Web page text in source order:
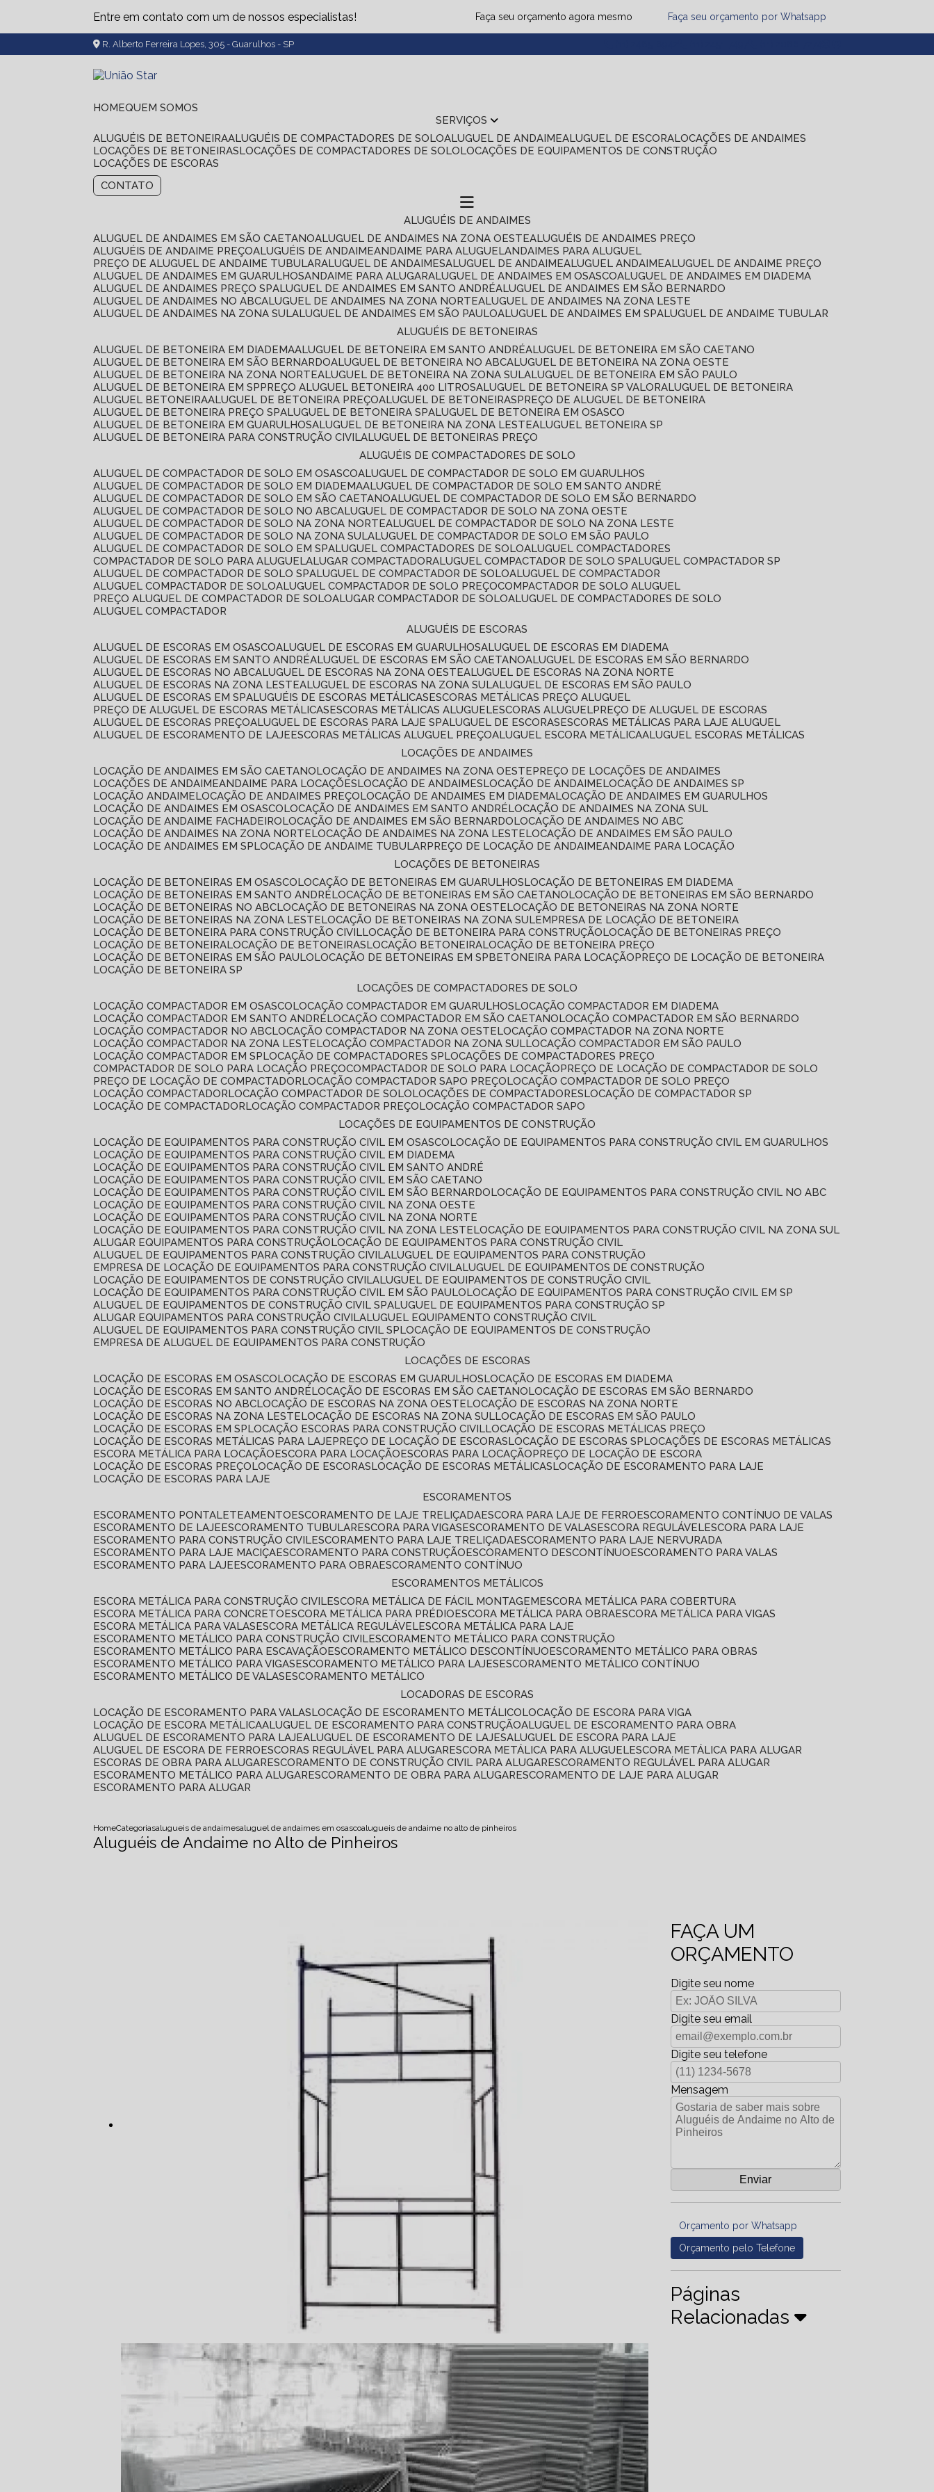
Entre em contato com um de nossos especialistas! Faça seu orçamento agora mesmo Faça seu orçamento por Whatsapp
R. Alberto Ferreira Lopes, 305 - Guarulhos - SP
HOME
QUEM SOMOS
SERVIÇOS
ALUGUÉIS DE BETONEIRA ALUGUÉIS DE COMPACTADORES DE SOLO ALUGUEL DE ANDAIME ALUGUEL DE ESCORA LOCAÇÕES DE ANDAIMES
LOCAÇÕES DE BETONEIRAS LOCAÇÕES DE COMPACTADORES DE SOLO LOCAÇÕES DE EQUIPAMENTOS DE CONSTRUÇÃO
LOCAÇÕES DE ESCORAS
CONTATO
ALUGUÉIS DE ANDAIMES
ALUGUEL DE ANDAIMES EM SÃO CAETANO ALUGUEL DE ANDAIMES NA ZONA OESTE ALUGUÉIS DE ANDAIMES PREÇO
ALUGUÉIS DE ANDAIME PREÇO ALUGUÉIS DE ANDAIME ANDAIME PARA ALUGUEL ANDAIMES PARA ALUGUEL
PREÇO DE ALUGUEL DE ANDAIME TUBULAR ALUGUEL DE ANDAIMES ALUGUEL DE ANDAIME ALUGUEL ANDAIME ALUGUEL DE ANDAIME PREÇO
ALUGUEL DE ANDAIMES EM GUARULHOS ANDAIME PARA ALUGAR ALUGUEL DE ANDAIMES EM OSASCO ALUGUEL DE ANDAIMES EM DIADEMA
ALUGUEL DE ANDAIMES PREÇO SP ALUGUEL DE ANDAIMES EM SANTO ANDRÉ ALUGUEL DE ANDAIMES EM SÃO BERNARDO
ALUGUEL DE ANDAIMES NO ABC ALUGUEL DE ANDAIMES NA ZONA NORTE ALUGUEL DE ANDAIMES NA ZONA LESTE
ALUGUEL DE ANDAIMES NA ZONA SUL ALUGUEL DE ANDAIMES EM SÃO PAULO ALUGUEL DE ANDAIMES EM SP ALUGUEL DE ANDAIME TUBULAR
ALUGUÉIS DE BETONEIRAS
ALUGUEL DE BETONEIRA EM DIADEMA ALUGUEL DE BETONEIRA EM SANTO ANDRÉ ALUGUEL DE BETONEIRA EM SÃO CAETANO
ALUGUEL DE BETONEIRA EM SÃO BERNARDO ALUGUEL DE BETONEIRA NO ABC ALUGUEL DE BETONEIRA NA ZONA OESTE
ALUGUEL DE BETONEIRA NA ZONA NORTE ALUGUEL DE BETONEIRA NA ZONA SUL ALUGUEL DE BETONEIRA EM SÃO PAULO
ALUGUEL DE BETONEIRA EM SP
PREÇO ALUGUEL BETONEIRA 400 LITROS ALUGUEL DE BETONEIRA SP VALOR ALUGUEL DE BETONEIRA
ALUGUEL BETONEIRA ALUGUEL DE BETONEIRA PREÇO ALUGUEL DE BETONEIRAS
PREÇO DE ALUGUEL DE BETONEIRA
ALUGUEL DE BETONEIRA PREÇO SP ALUGUEL DE BETONEIRA SP ALUGUEL DE BETONEIRA EM OSASCO
ALUGUEL DE BETONEIRA EM GUARULHOS ALUGUEL DE BETONEIRA NA ZONA LESTE ALUGUEL BETONEIRA SP
ALUGUEL DE BETONEIRA PARA CONSTRUÇÃO CIVIL ALUGUEL DE BETONEIRAS PREÇO
ALUGUÉIS DE COMPACTADORES DE SOLO
ALUGUEL DE COMPACTADOR DE SOLO EM OSASCO ALUGUEL DE COMPACTADOR DE SOLO EM GUARULHOS
ALUGUEL DE COMPACTADOR DE SOLO EM DIADEMA ALUGUEL DE COMPACTADOR DE SOLO EM SANTO ANDRÉ
ALUGUEL DE COMPACTADOR DE SOLO EM SÃO CAETANO ALUGUEL DE COMPACTADOR DE SOLO EM SÃO BERNARDO
ALUGUEL DE COMPACTADOR DE SOLO NO ABC ALUGUEL DE COMPACTADOR DE SOLO NA ZONA OESTE
ALUGUEL DE COMPACTADOR DE SOLO NA ZONA NORTE ALUGUEL DE COMPACTADOR DE SOLO NA ZONA LESTE
ALUGUEL DE COMPACTADOR DE SOLO NA ZONA SUL ALUGUEL DE COMPACTADOR DE SOLO EM SÃO PAULO
ALUGUEL DE COMPACTADOR DE SOLO EM SP ALUGUEL COMPACTADORES DE SOLO ALUGUEL COMPACTADORES
COMPACTADOR DE SOLO PARA ALUGUEL ALUGAR COMPACTADOR ALUGUEL COMPACTADOR DE SOLO SP ALUGUEL COMPACTADOR SP
ALUGUEL DE COMPACTADOR DE SOLO SP ALUGUEL DE COMPACTADOR DE SOLO ALUGUEL DE COMPACTADOR
ALUGUEL COMPACTADOR DE SOLO ALUGUEL COMPACTADOR DE SOLO PREÇO COMPACTADOR DE SOLO ALUGUEL
PREÇO ALUGUEL DE COMPACTADOR DE SOLO ALUGAR COMPACTADOR DE SOLO ALUGUEL DE COMPACTADORES DE SOLO
ALUGUEL COMPACTADOR
ALUGUÉIS DE ESCORAS
ALUGUEL DE ESCORAS EM OSASCO ALUGUEL DE ESCORAS EM GUARULHOS ALUGUEL DE ESCORAS EM DIADEMA
ALUGUEL DE ESCORAS EM SANTO ANDRÉ ALUGUEL DE ESCORAS EM SÃO CAETANO ALUGUEL DE ESCORAS EM SÃO BERNARDO
ALUGUEL DE ESCORAS NO ABC ALUGUEL DE ESCORAS NA ZONA OESTE ALUGUEL DE ESCORAS NA ZONA NORTE
ALUGUEL DE ESCORAS NA ZONA LESTE ALUGUEL DE ESCORAS NA ZONA SUL ALUGUEL DE ESCORAS EM SÃO PAULO
ALUGUEL DE ESCORAS EM SP ALUGUÉIS DE ESCORAS METÁLICAS
ESCORAS METÁLICAS PREÇO ALUGUEL
PREÇO DE ALUGUEL DE ESCORAS METÁLICAS
ESCORAS METÁLICAS ALUGUEL ESCORAS ALUGUEL
PREÇO DE ALUGUEL DE ESCORAS
ALUGUEL DE ESCORAS PREÇO ALUGUEL DE ESCORAS PARA LAJE SP ALUGUEL DE ESCORAS
ESCORAS METÁLICAS PARA LAJE ALUGUEL
ALUGUEL DE ESCORAMENTO DE LAJE
ESCORAS METÁLICAS ALUGUEL PREÇO ALUGUEL ESCORA METÁLICA ALUGUEL ESCORAS METÁLICAS
LOCAÇÕES DE ANDAIMES
LOCAÇÃO DE ANDAIMES EM SÃO CAETANO LOCAÇÃO DE ANDAIMES NA ZONA OESTE
PREÇO DE LOCAÇÕES DE ANDAIMES
LOCAÇÕES DE ANDAIME ANDAIME PARA LOCAÇÕES LOCAÇÃO DE ANDAIMES LOCAÇÃO DE ANDAIME LOCAÇÃO DE ANDAIMES SP
LOCAÇÃO ANDAIME LOCAÇÃO DE ANDAIMES PREÇO LOCAÇÃO DE ANDAIMES EM DIADEMA LOCAÇÃO DE ANDAIMES EM GUARULHOS
LOCAÇÃO DE ANDAIMES EM OSASCO LOCAÇÃO DE ANDAIMES EM SANTO ANDRÉ LOCAÇÃO DE ANDAIMES NA ZONA SUL
LOCAÇÃO DE ANDAIME FACHADEIRO LOCAÇÃO DE ANDAIMES EM SÃO BERNARDO LOCAÇÃO DE ANDAIMES NO ABC
LOCAÇÃO DE ANDAIMES NA ZONA NORTE LOCAÇÃO DE ANDAIMES NA ZONA LESTE LOCAÇÃO DE ANDAIMES EM SÃO PAULO
LOCAÇÃO DE ANDAIMES EM SP LOCAÇÃO DE ANDAIME TUBULAR PREÇO DE LOCAÇÃO DE ANDAIME ANDAIME PARA LOCAÇÃO
LOCAÇÕES DE BETONEIRAS
LOCAÇÃO DE BETONEIRAS EM OSASCO LOCAÇÃO DE BETONEIRAS EM GUARULHOS LOCAÇÃO DE BETONEIRAS EM DIADEMA
LOCAÇÃO DE BETONEIRAS EM SANTO ANDRÉ LOCAÇÃO DE BETONEIRAS EM SÃO CAETANO LOCAÇÃO DE BETONEIRAS EM SÃO BERNARDO
LOCAÇÃO DE BETONEIRAS NO ABC LOCAÇÃO DE BETONEIRAS NA ZONA OESTE LOCAÇÃO DE BETONEIRAS NA ZONA NORTE
LOCAÇÃO DE BETONEIRAS NA ZONA LESTE LOCAÇÃO DE BETONEIRAS NA ZONA SUL
EMPRESA DE LOCAÇÃO DE BETONEIRA
LOCAÇÃO DE BETONEIRA PARA CONSTRUÇÃO CIVIL LOCAÇÃO DE BETONEIRA PARA CONSTRUÇÃO LOCAÇÃO DE BETONEIRAS PREÇO
LOCAÇÃO DE BETONEIRA LOCAÇÃO DE BETONEIRAS LOCAÇÃO BETONEIRA LOCAÇÃO DE BETONEIRA PREÇO
LOCAÇÃO DE BETONEIRAS EM SÃO PAULO LOCAÇÃO DE BETONEIRAS EM SP BETONEIRA PARA LOCAÇÃO
PREÇO DE LOCAÇÃO DE BETONEIRA
LOCAÇÃO DE BETONEIRA SP
LOCAÇÕES DE COMPACTADORES DE SOLO
LOCAÇÃO COMPACTADOR EM OSASCO LOCAÇÃO COMPACTADOR EM GUARULHOS LOCAÇÃO COMPACTADOR EM DIADEMA
LOCAÇÃO COMPACTADOR EM SANTO ANDRÉ LOCAÇÃO COMPACTADOR EM SÃO CAETANO LOCAÇÃO COMPACTADOR EM SÃO BERNARDO
LOCAÇÃO COMPACTADOR NO ABC LOCAÇÃO COMPACTADOR NA ZONA OESTE LOCAÇÃO COMPACTADOR NA ZONA NORTE
LOCAÇÃO COMPACTADOR NA ZONA LESTE LOCAÇÃO COMPACTADOR NA ZONA SUL LOCAÇÃO COMPACTADOR EM SÃO PAULO
LOCAÇÃO COMPACTADOR EM SP LOCAÇÃO DE COMPACTADORES SP LOCAÇÕES DE COMPACTADORES PREÇO
COMPACTADOR DE SOLO PARA LOCAÇÃO PREÇO COMPACTADOR DE SOLO PARA LOCAÇÃO
PREÇO DE LOCAÇÃO DE COMPACTADOR DE SOLO
PREÇO DE LOCAÇÃO DE COMPACTADOR LOCAÇÃO COMPACTADOR SAPO PREÇO LOCAÇÃO COMPACTADOR DE SOLO PREÇO
LOCAÇÃO COMPACTADOR LOCAÇÃO COMPACTADOR DE SOLO LOCAÇÕES DE COMPACTADORES LOCAÇÃO DE COMPACTADOR SP
LOCAÇÃO DE COMPACTADOR LOCAÇÃO COMPACTADOR PREÇO LOCAÇÃO COMPACTADOR SAPO
LOCAÇÕES DE EQUIPAMENTOS DE CONSTRUÇÃO
LOCAÇÃO DE EQUIPAMENTOS PARA CONSTRUÇÃO CIVIL EM OSASCO LOCAÇÃO DE EQUIPAMENTOS PARA CONSTRUÇÃO CIVIL EM GUARULHOS
LOCAÇÃO DE EQUIPAMENTOS PARA CONSTRUÇÃO CIVIL EM DIADEMA
LOCAÇÃO DE EQUIPAMENTOS PARA CONSTRUÇÃO CIVIL EM SANTO ANDRÉ
LOCAÇÃO DE EQUIPAMENTOS PARA CONSTRUÇÃO CIVIL EM SÃO CAETANO
LOCAÇÃO DE EQUIPAMENTOS PARA CONSTRUÇÃO CIVIL EM SÃO BERNARDO LOCAÇÃO DE EQUIPAMENTOS PARA CONSTRUÇÃO CIVIL NO ABC
LOCAÇÃO DE EQUIPAMENTOS PARA CONSTRUÇÃO CIVIL NA ZONA OESTE
LOCAÇÃO DE EQUIPAMENTOS PARA CONSTRUÇÃO CIVIL NA ZONA NORTE
LOCAÇÃO DE EQUIPAMENTOS PARA CONSTRUÇÃO CIVIL NA ZONA LESTE LOCAÇÃO DE EQUIPAMENTOS PARA CONSTRUÇÃO CIVIL NA ZONA SUL
ALUGAR EQUIPAMENTOS PARA CONSTRUÇÃO LOCAÇÃO DE EQUIPAMENTOS PARA CONSTRUÇÃO CIVIL
ALUGUEL DE EQUIPAMENTOS PARA CONSTRUÇÃO CIVIL ALUGUEL DE EQUIPAMENTOS PARA CONSTRUÇÃO
EMPRESA DE LOCAÇÃO DE EQUIPAMENTOS PARA CONSTRUÇÃO CIVIL ALUGUEL DE EQUIPAMENTOS DE CONSTRUÇÃO
LOCAÇÃO DE EQUIPAMENTOS DE CONSTRUÇÃO CIVIL ALUGUEL DE EQUIPAMENTOS DE CONSTRUÇÃO CIVIL
LOCAÇÃO DE EQUIPAMENTOS PARA CONSTRUÇÃO CIVIL EM SÃO PAULO LOCAÇÃO DE EQUIPAMENTOS PARA CONSTRUÇÃO CIVIL EM SP
ALUGUEL DE EQUIPAMENTOS DE CONSTRUÇÃO CIVIL SP ALUGUEL DE EQUIPAMENTOS PARA CONSTRUÇÃO SP
ALUGAR EQUIPAMENTOS PARA CONSTRUÇÃO CIVIL ALUGUEL EQUIPAMENTO CONSTRUÇÃO CIVIL
ALUGUEL DE EQUIPAMENTOS PARA CONSTRUÇÃO CIVIL SP LOCAÇÃO DE EQUIPAMENTOS DE CONSTRUÇÃO
EMPRESA DE ALUGUEL DE EQUIPAMENTOS PARA CONSTRUÇÃO
LOCAÇÕES DE ESCORAS
LOCAÇÃO DE ESCORAS EM OSASCO LOCAÇÃO DE ESCORAS EM GUARULHOS LOCAÇÃO DE ESCORAS EM DIADEMA
LOCAÇÃO DE ESCORAS EM SANTO ANDRÉ LOCAÇÃO DE ESCORAS EM SÃO CAETANO LOCAÇÃO DE ESCORAS EM SÃO BERNARDO
LOCAÇÃO DE ESCORAS NO ABC LOCAÇÃO DE ESCORAS NA ZONA OESTE LOCAÇÃO DE ESCORAS NA ZONA NORTE
LOCAÇÃO DE ESCORAS NA ZONA LESTE LOCAÇÃO DE ESCORAS NA ZONA SUL LOCAÇÃO DE ESCORAS EM SÃO PAULO
LOCAÇÃO DE ESCORAS EM SP LOCAÇÃO ESCORAS PARA CONSTRUÇÃO CIVIL LOCAÇÃO DE ESCORAS METÁLICAS PREÇO
LOCAÇÃO DE ESCORAS METÁLICAS PARA LAJE
PREÇO DE LOCAÇÃO DE ESCORAS LOCAÇÃO DE ESCORAS SP LOCAÇÕES DE ESCORAS METÁLICAS
ESCORA METÁLICA PARA LOCAÇÃO
ESCORA PARA LOCAÇÃO ESCORAS PARA LOCAÇÃO
PREÇO DE LOCAÇÃO DE ESCORA
LOCAÇÃO DE ESCORAS PREÇO LOCAÇÃO DE ESCORAS LOCAÇÃO DE ESCORAS METÁLICAS LOCAÇÃO DE ESCORAMENTO PARA LAJE
LOCAÇÃO DE ESCORAS PARA LAJE
ESCORAMENTOS
ESCORAMENTO PONTALETEAMENTO
ESCORAMENTO DE LAJE TRELIÇADA ESCORA PARA LAJE DE FERRO
ESCORAMENTO CONTÍNUO DE VALAS
ESCORAMENTO DE LAJE
ESCORAMENTO TUBULAR ESCORA PARA VIGAS ESCORAMENTO DE VALAS ESCORA REGULÁVEL ESCORA PARA LAJE
ESCORAMENTO PARA CONSTRUÇÃO CIVIL ESCORAMENTO PARA LAJE TRELIÇADA ESCORAMENTO PARA LAJE NERVURADA
ESCORAMENTO PARA LAJE MACIÇA ESCORAMENTO PARA CONSTRUÇÃO ESCORAMENTO DESCONTÍNUO
ESCORAMENTO PARA VALAS
ESCORAMENTO PARA LAJE
ESCORAMENTO PARA OBRA ESCORAMENTO CONTÍNUO
ESCORAMENTOS METÁLICOS
ESCORA METÁLICA PARA CONSTRUÇÃO CIVIL ESCORA METÁLICA DE FÁCIL MONTAGEM
ESCORA METÁLICA PARA COBERTURA
ESCORA METÁLICA PARA CONCRETO
ESCORA METÁLICA PARA PRÉDIO ESCORA METÁLICA PARA OBRA ESCORA METÁLICA PARA VIGAS
ESCORA METÁLICA PARA VALAS
ESCORA METÁLICA REGULÁVEL ESCORA METÁLICA PARA LAJE
ESCORAMENTO METÁLICO PARA CONSTRUÇÃO CIVIL ESCORAMENTO METÁLICO PARA CONSTRUÇÃO
ESCORAMENTO METÁLICO PARA ESCAVAÇÃO
ESCORAMENTO METÁLICO DESCONTÍNUO
ESCORAMENTO METÁLICO PARA OBRAS
ESCORAMENTO METÁLICO PARA VIGAS
ESCORAMENTO METÁLICO PARA LAJES
ESCORAMENTO METÁLICO CONTÍNUO
ESCORAMENTO METÁLICO DE VALAS
ESCORAMENTO METÁLICO
LOCADORAS DE ESCORAS
LOCAÇÃO DE ESCORAMENTO PARA VALAS LOCAÇÃO DE ESCORAMENTO METÁLICO LOCAÇÃO DE ESCORA PARA VIGA
LOCAÇÃO DE ESCORA METÁLICA ALUGUEL DE ESCORAMENTO PARA CONSTRUÇÃO ALUGUEL DE ESCORAMENTO PARA OBRA
ALUGUEL DE ESCORAMENTO PARA LAJE ALUGUEL DE ESCORAMENTO DE LAJES ALUGUEL DE ESCORA PARA LAJE
ALUGUEL DE ESCORA DE FERRO
ESCORAS REGULÁVEL PARA ALUGAR ESCORA METÁLICA PARA ALUGUEL ESCORA METÁLICA PARA ALUGAR
ESCORAS DE OBRA PARA ALUGAR ESCORAMENTO DE CONSTRUÇÃO CIVIL PARA ALUGAR ESCORAMENTO REGULÁVEL PARA ALUGAR
ESCORAMENTO METÁLICO PARA ALUGAR ESCORAMENTO DE OBRA PARA ALUGAR ESCORAMENTO DE LAJE PARA ALUGAR
ESCORAMENTO PARA ALUGAR
HomeCategoriasalugueis de andaimesaluguel de andaimes em osascoalugueis de andaime no alto de pinheiros
Aluguéis de Andaime no Alto de Pinheiros
FAÇA UM
ORÇAMENTO
Digite seu nome
Digite seu email
Digite seu telefone
Mensagem
Orçamento por Whatsapp
Orçamento pelo Telefone
Páginas
Relacionadas